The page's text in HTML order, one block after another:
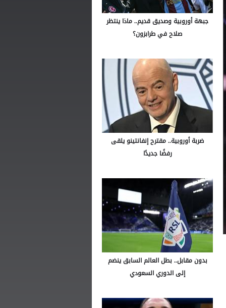
جبهة أوروبية وصديق قديم.. ماذا ينتظر
صلاح في طرابزون؟
ضربة أوروبية.. مقترح إنفانتينو يلقى
رفضًا جديدًا
بدون مقابل.. بطل العالم السابق ينضم
إلى الدوري السعودي